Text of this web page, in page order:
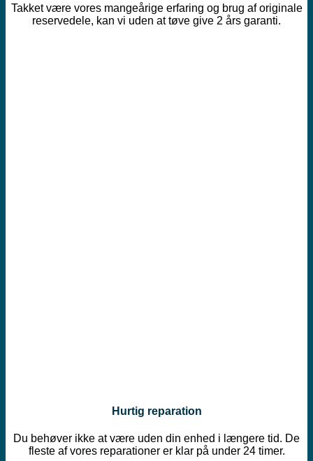
Takket være vores mangeårige erfaring og brug af originale
reservedele, kan vi uden at tøve give 2 års garanti.
Hurtig reparation
Du behøver ikke at være uden din enhed i længere tid. De
fleste af vores reparationer er klar på under 24 timer.